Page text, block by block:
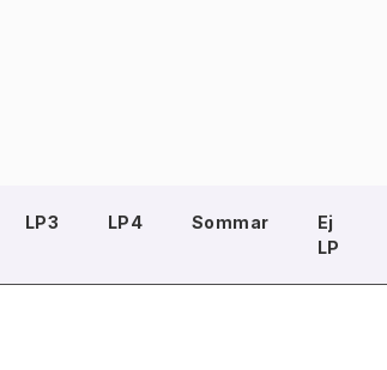
LP3 LP4 Sommar
Ej
LP